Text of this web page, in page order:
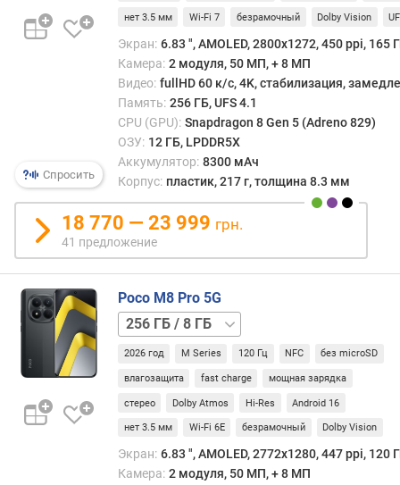
т
н
д
и
п
е
й
/
к
п
у
с
Спросить
16 ГБ
нет 3.5 мм Wi-Fi 7 безрамочный Dolby Vision
Экран: 6.83 ", AMOLED, 2800x1272, 450 ppi, 165
Камера: 2 модуля, 50 МП, + 8 МП
Видео: fullHD 60 к/с, 4K, стабилизация,
Память: 256 ГБ, UFS 4.1
CPU (GPU): Snapdragon 8 Gen 5 (Adreno 829)
ОЗУ: 12 ГБ, LPDDR5X
Аккумулятор: 8300 мАч
Корпус: пластик, 217 г, толщина 8.3 мм
18 770 — 23 999 грн.
41 предложение
Poco M8 Pro 5G
512 ГБ
/
8 ГБ512 ГБ
2026 год M Series 120 Гц NFC без microSD
влагозащита fast charge мощная зарядка
стерео Dolby Atmos Hi-Res Android 16
нет 3.5 мм Wi-Fi 6E безрамочный Dolby Vision
Экран: 6.83 ", AMOLED, 2772x1280, 447 ppi, 120
Камера: 2 модуля, 50 МП, + 8 МП